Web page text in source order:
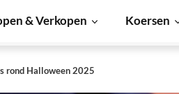
& Verkopen Koersen
rond Halloween 2025